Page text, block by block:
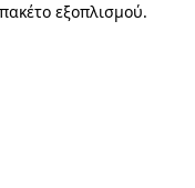
εξοπλισμού.